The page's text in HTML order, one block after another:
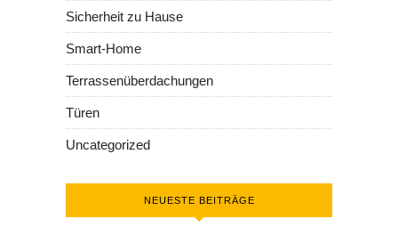
Sicherheit zu Hause
Smart-Home
Terrassenüberdachungen
Türen
Uncategorized
NEUESTE BEITRÄGE